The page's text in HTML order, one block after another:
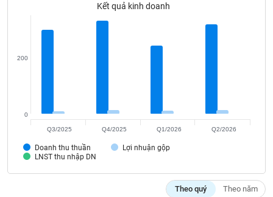
Kết quả kinh doanh
Doanh thu thuần
Lợi nhuận gộp
LNST thu nhập DN
0
200
Q3/2025 Q4/2025 Q1/2026 Q2/2026
Theo quý Theo năm
ĐỘNG
Mã
Tất cả Cổ phiếu Chỉ số Chứng chỉ quỹ
Lãnh
đạo
Người liên quan Cổ đông lớn